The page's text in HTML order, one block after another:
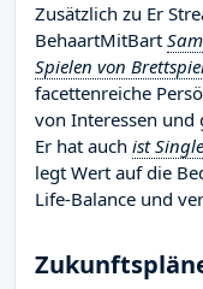
Zusätzlich zu Er
BehaartMitBart
Spielen von
facettenreiche
von Interessen und
Er hat auch ist
legt Wert auf die
Life-Balance und